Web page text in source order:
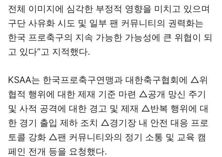
전체 이미지에 심각한 부정적 영향을 미치고 있으며
구단 사유화 시도 및 일부 팬 커뮤니티의 권력화는
한국 프로축구의 지속 가능한 가능성에 큰 위협이 되
고 있다”고 지적했다.
KSAA는 한국프로축구연맹과 대한축구협회에 △위
협적 행위에 대한 제재 기준 마련 △공개 망신 주기
및 사적 공격에 대한 경고 및 제재 △반복 행위에 대
한 경기 출입 제하 조치 △경기장 내 안전 대응 프로
토콜 강화 △팬 커뮤니티와의 정기 소통 및 교육 캠
페인 전개 등을 요청했다.